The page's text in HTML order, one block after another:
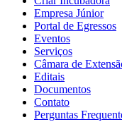
Empresa Júnior
Portal de Egressos
Eventos
Serviços
Câmara de
Editais
Documentos
Contato
Perguntas